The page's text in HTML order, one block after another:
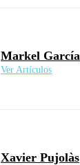
Markel García
Ver Artículos
Xavier Pujolàs